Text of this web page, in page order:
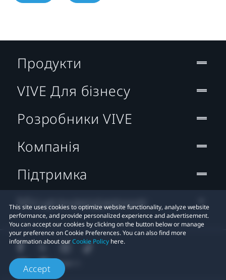
This site uses cookies to optimize website functionality, analyze website
performance, and provide personalized experience and advertisement.
You can accept our cookies by clicking on the button below or manage
your preference on Cookie Preferences. You can also find more
information about ourCookie Policy here.
Accept
Продукти
VIVE Для бізнесу
Розробники VIVE
Компанія
Підтримка
Місцезнаходження: